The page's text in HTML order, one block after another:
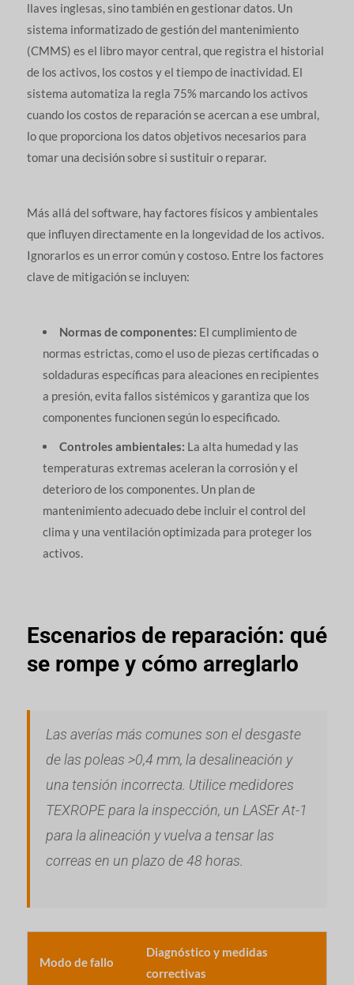
llaves inglesas, sino también en gestionar datos. Un
sistema informatizado de gestión del mantenimiento
(CMMS) es el libro mayor central, que registra el historial
de los activos, los costos y el tiempo de inactividad. El
sistema automatiza la regla 75% marcando los activos
cuando los costos de reparación se acercan a ese umbral,
lo que proporciona los datos objetivos necesarios para
tomar una decisión sobre si sustituir o reparar.
Más allá del software, hay factores físicos y ambientales
que influyen directamente en la longevidad de los activos.
Ignorarlos es un error común y costoso. Entre los factores
clave de mitigación se incluyen:
Normas de componentes: El cumplimiento de
normas estrictas, como el uso de piezas certificadas o
soldaduras específicas para aleaciones en recipientes
a presión, evita fallos sistémicos y garantiza que los
componentes funcionen según lo especificado.
Controles ambientales: La alta humedad y las
temperaturas extremas aceleran la corrosión y el
deterioro de los componentes. Un plan de
mantenimiento adecuado debe incluir el control del
clima y una ventilación optimizada para proteger los
activos.
Escenarios de reparación: qué
se rompe y cómo arreglarlo
Las averías más comunes son el desgaste
de las poleas >0,4 mm, la desalineación y
una tensión incorrecta. Utilice medidores
TEXROPE para la inspección, un LASEr At-1
para la alineación y vuelva a tensar las
correas en un plazo de 48 horas.
Modo de fallo
Diagnóstico y medidas
correctivas